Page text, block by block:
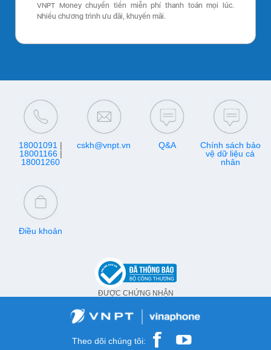
VNPT Money chuyển tiền miễn phí thanh toán mọi lúc.
Nhiều chương trình ưu đãi, khuyến mãi.
18001091 |
18001166|
18001260
cskh@vnpt.vn Q&A
Chính sách bảo
vệ dữ liệu cá
nhân
Điều khoản
ĐƯỢC CHỨNG NHẬN
Theo dõi chúng tôi: